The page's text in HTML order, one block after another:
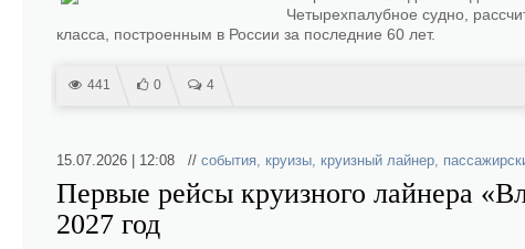
Четырехпалубное судно,
класса, построенным в России за последние 60 лет.
441 0 4
15.07.2026 | 12:08 // события, круизы, круизный лайнер,
Первые рейсы круизного лайнера
2027 год